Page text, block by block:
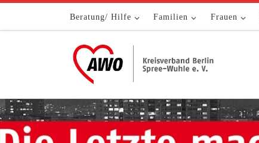
Zum Inhalt springenBeratung/ Hilfe Familien Frauen